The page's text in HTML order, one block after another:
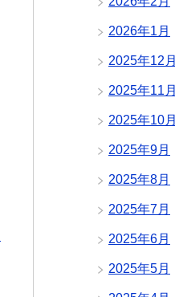
2026年1月
2025年12月
2025年11月
2025年10月
2025年9月
2025年8月
2025年7月
2025年6月
2025年5月